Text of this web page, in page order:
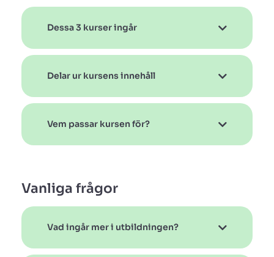
Dessa 3 kurser ingår
Delar ur kursens innehåll
Vem passar kursen för?
Vanliga frågor
Vad ingår mer i utbildningen?